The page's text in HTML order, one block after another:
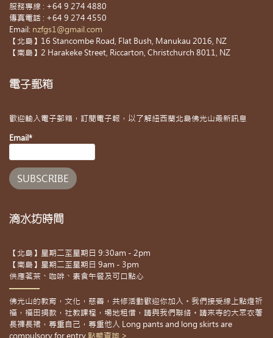
服務專線 : +64 9 274 4880
傳真電話 : +64 9 274 4550
Email: nzfgs1@gmail.com
【北島】16 Stancombe Road, Flat Bush, Manukau 2016, NZ
【南島】2 Harakeke Street, Riccarton, Christchurch 8011, NZ
電子郵箱
歡迎輸入電子郵箱，訂閱電子報，以了解紐西蘭北島佛光山最新訊息
Email*
滴水坊時間
【北島】星期二至星期日 9:30am - 2pm
【南島】星期二至星期日 9am - 3pm
供應茗茶、咖啡、素食午餐及可口點心
佛光山的教育，文化，慈善，共修活動歡迎你加入。我們接受線上點燈祈
福，福田捐款，社教課程，場地租借，請與我們聯絡。請來寺的大眾衣著
長褲長裙，尊重自己，尊重他人 Long pants and long skirts are
compulsory for entry 點擊查詢 >